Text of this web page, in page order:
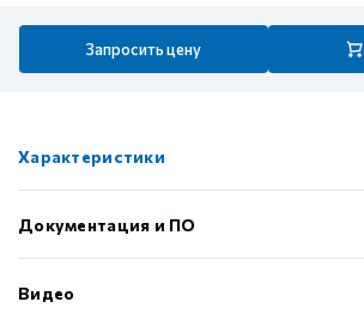
Запросить цену
Характеристики
Документация и ПО
Видео